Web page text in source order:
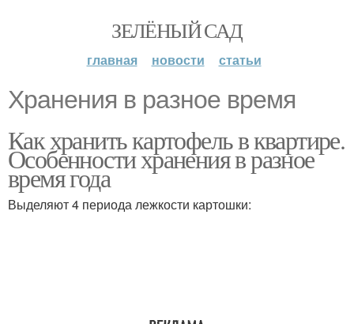
ЗЕЛЁНЫЙ САД
главная новости статьи
Хранения в разное время
Как хранить картофель в квартире.
Особенности хранения в разное
время года
Выделяют 4 периода лежкости картошки: